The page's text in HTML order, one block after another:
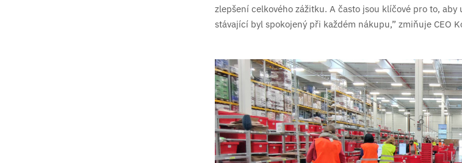
zlepšení celkového zážitku. A často jsou klíčové pro to, aby
stávající byl spokojený při každém nákupu,” zmiňuje CEO